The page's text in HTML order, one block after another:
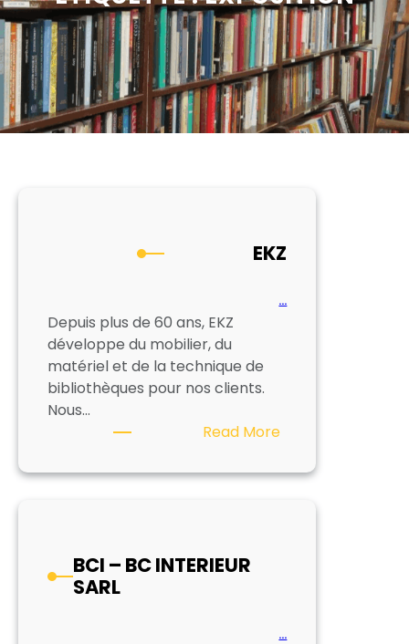
EKZ
…
Depuis plus de 60 ans, EKZ
développe du mobilier, du
matériel et de la technique de
bibliothèques pour nos clients.
Nous…
Read More:
BCI – BC INTERIEUR
SARL
…